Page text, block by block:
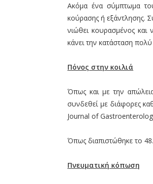
Ακόμα ένα σύμπτωμα
κούρασης ή εξάντλησης.
νιώθει κουρασμένος
κάνει την κατάσταση
Πόνος στην κοιλιά
Όπως και με την
συνδεθεί με διάφορες
Journal of
Όπως διαπιστώθηκε το
Πνευματική κόπωση